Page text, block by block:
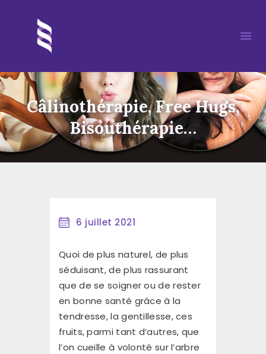
Câlinothérapie, Free Hugs,
Bisouthérapie…
ACCUEIL
MORIA
MÉDITATION
ÉVÈNEMENTS
PARTENAIRES
CONTACT
6 juillet 2021
Quoi de plus naturel, de plus
séduisant, de plus rassurant
que de se soigner ou de rester
en bonne santé grâce à la
tendresse, la gentillesse, ces
fruits, parmi tant d’autres, que
l’on cueille à volonté sur l’arbre